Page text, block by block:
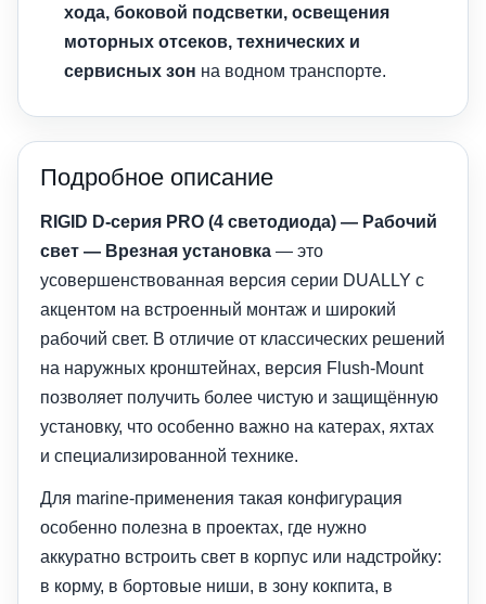
хода, боковой подсветки, освещения
моторных отсеков, технических и
сервисных зон на водном транспорте.
Подробное описание
RIGID D-серия PRO (4 светодиода) — Рабочий
свет — Врезная установка — это
усовершенствованная версия серии DUALLY с
акцентом на встроенный монтаж и широкий
рабочий свет. В отличие от классических решений
на наружных кронштейнах, версия Flush-Mount
позволяет получить более чистую и защищённую
установку, что особенно важно на катерах, яхтах
и специализированной технике.
Для marine-применения такая конфигурация
особенно полезна в проектах, где нужно
аккуратно встроить свет в корпус или надстройку:
в корму, в бортовые ниши, в зону кокпита, в